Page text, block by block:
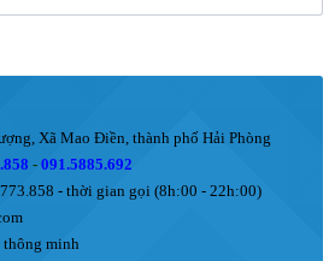
Xã Mao Điền, thành phố Hải Phòng
- 091.5885.692
- thời gian gọi (8h:00 - 22h:00)
thông minh